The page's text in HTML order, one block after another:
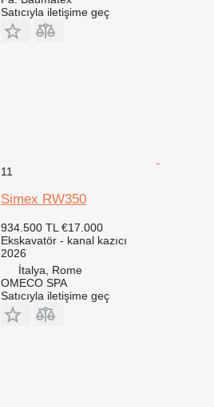
Satıcıyla iletişime geç
11
Simex RW350
934.500 TL €17.000
Ekskavatör - kanal kazıcı
2026
İtalya, Rome
OMECO SPA
Satıcıyla iletişime geç